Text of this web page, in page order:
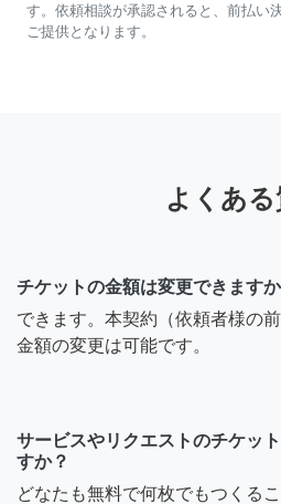
す。依頼相談が承認されると、前払い
ご提供となります。
よくある
チケットの金額は変更できますか
できます。本契約（依頼者様の
金額の変更は可能です。
サービスやリクエストのチケッ
すか？
どなたも無料で何枚でもつくる